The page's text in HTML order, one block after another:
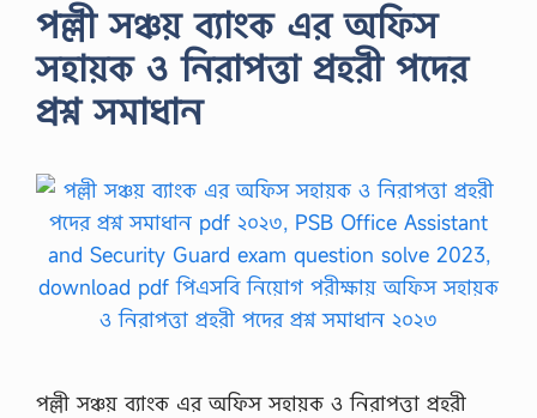
পল্লী সঞ্চয় ব্যাংক এর অফিস
সহায়ক ও নিরাপত্তা প্রহরী পদের
প্রশ্ন সমাধান
পল্লী সঞ্চয় ব্যাংক এর অফিস সহায়ক ও নিরাপত্তা প্রহরী